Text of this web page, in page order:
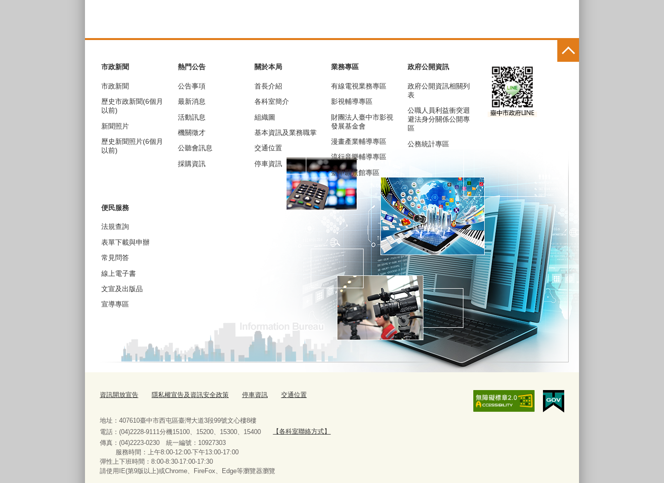
市政新聞
市政新聞
歷史市政新聞(6個月
以前)
新聞照片
歷史新聞照片(6個月
以前)
熱門公告
公告事項
最新消息
活動訊息
機關徵才
公聽會訊息
採購資訊
關於本局
首長介紹
各科室簡介
組織圖
基本資訊及業務職掌
交通位置
停車資訊
業務專區
有線電視業務專區
影視輔導專區
財團法人臺中市影視
發展基金會
漫畫產業輔導專區
流行音樂輔導專區
臺中願景館專區
政府公開資訊
政府公開資訊相關列
表
公職人員利益衝突迴
避法身分關係公開專
區
公務統計專區
便民服務
法規查詢
表單下載與申辦
常見問答
線上電子書
文宣及出版品
宣導專區
資訊開放宣告 隱私權宣告及資訊安全政策 停車資訊 交通位置
地址：407610臺中市西屯區臺灣大道3段99號文心樓8樓
電話：(04)2228-9111分機15100、15200、15300、15400
【各科室聯絡方式】
傳真：(04)2223-0230 統一編號 ： 10927303
服務時間：上午8:00-12:00‧下午13:00-17:00
彈性上下班時間：8:00-8:30‧17:00-17:30
請使用IE(第9版以上)或Chrome、FireFox、Edge等瀏覽器瀏覽